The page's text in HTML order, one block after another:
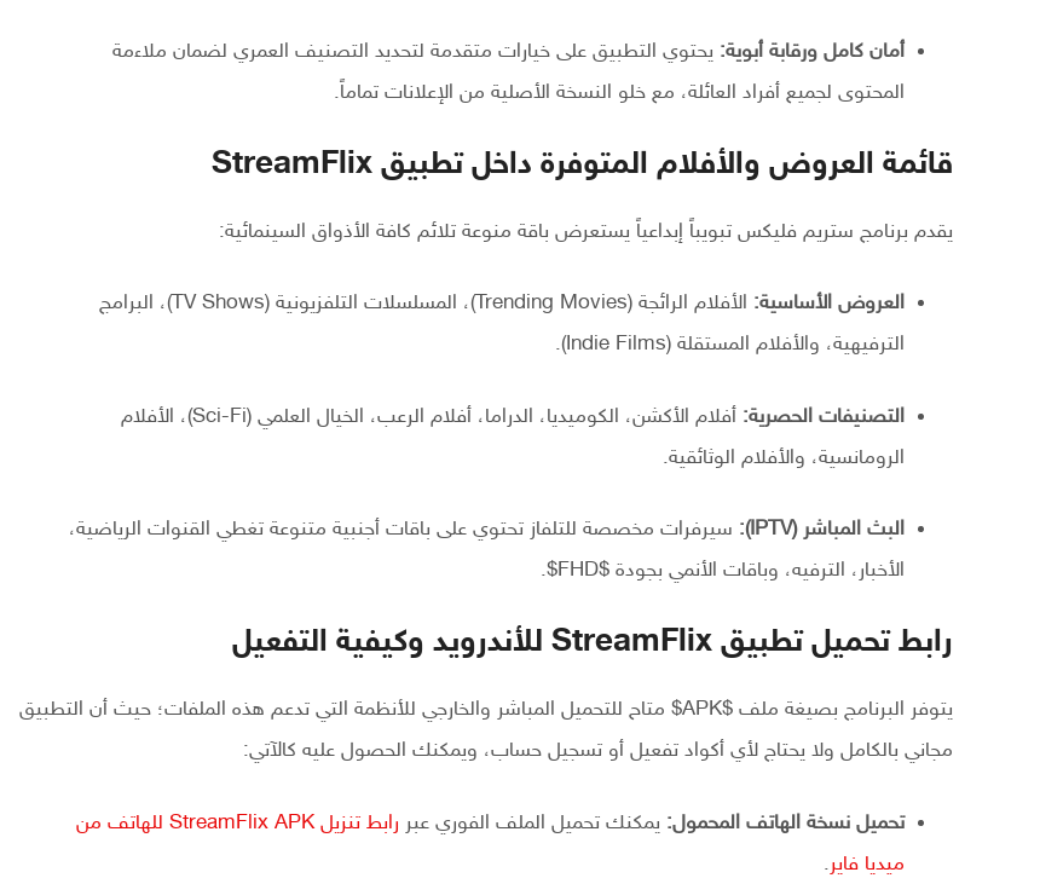
أمان كامل ورقابة أبوية: يحتوي التطبيق على خيارات متقدمة لتحديد التصنيف العمري لضمان ملاءمة
المحتوى لجميع أفراد العائلة، مع خلو النسخة الأصلية من الإعلانات تماماً.
قائمة العروض والأفلام المتوفرة داخل تطبيق StreamFlix
يقدم برنامج ستريم فليكس تبويباً إبداعياً يستعرض باقة منوعة تلائم كافة الأذواق السينمائية:
العروض الأساسية:
الأفلام الرائجة (Trending Movies)، المسلسلات التلفزيونية (TV Shows)، البرامج
الترفيهية، والأفلام المستقلة (Indie Films).
التصنيفات الحصرية:
أفلام الأكشن، الكوميديا، الدراما، أفلام الرعب، الخيال العلمي (Sci-Fi)، الأفلام
الرومانسية، والأفلام الوثائقية.
البث المباشر (IPTV):
سيرفرات مخصصة للتلفاز تحتوي على باقات أجنبية متنوعة تغطي القنوات الرياضية،
الأخبار، الترفيه، وباقات الأنمي بجودة $FHD$
.
رابط تحميل تطبيق StreamFlix للأندرويد وكيفية التفعيل
يتوفر البرنامج بصيغة ملف $APK$
متاح للتحميل المباشر والخارجي للأنظمة التي تدعم هذه الملفات؛ حيث أن التطبيق
مجاني بالكامل ولا يحتاج لأي أكواد تفعيل أو تسجيل حساب، ويمكنك الحصول عليه كالآتي:
تحميل نسخة الهاتف المحمول: يمكنك تحميل الملف الفوري عبر
رابط تنزيل StreamFlix APK للهاتف من
ميديا فاير.